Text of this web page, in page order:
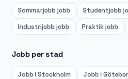
Sommarjobb jobb Studentjobb
Industrijobb jobb Praktikjobb
Jobb per stad
Jobb iStockholm Jobb i